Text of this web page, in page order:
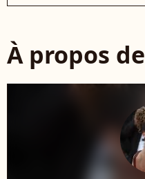
À propos de